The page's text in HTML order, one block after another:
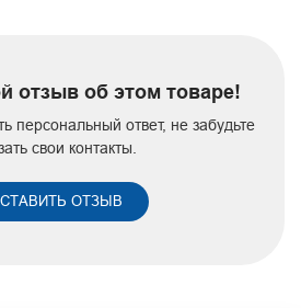
отзыв об этом товаре!
персональный ответ, не забудьте
свои контакты.
ОТЗЫВ